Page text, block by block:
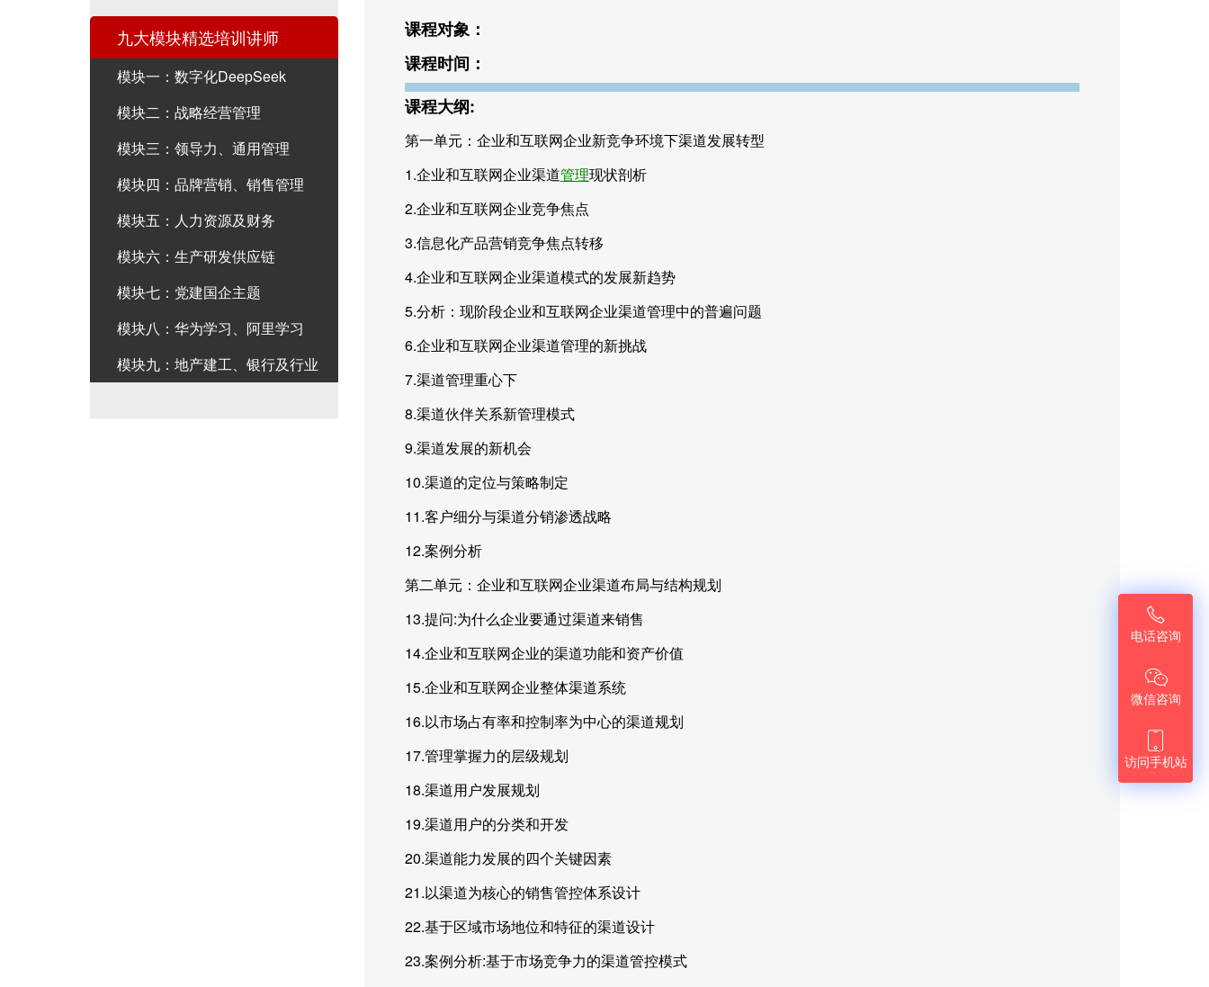
课程对象：
课程时间：
课程大纲:
第一单元：企业和互联网企业新竞争环境下渠道发展转型
1.企业和互联网企业渠道管理现状剖析
2.企业和互联网企业竞争焦点
3.信息化产品营销竞争焦点转移
4.企业和互联网企业渠道模式的发展新趋势
5.分析：现阶段企业和互联网企业渠道管理中的普遍问题
6.企业和互联网企业渠道管理的新挑战
7.渠道管理重心下
8.渠道伙伴关系新管理模式
9.渠道发展的新机会
10.渠道的定位与策略制定
11.客户细分与渠道分销渗透战略
12.案例分析
第二单元：企业和互联网企业渠道布局与结构规划
13.提问:为什么企业要通过渠道来销售
14.企业和互联网企业的渠道功能和资产价值
15.企业和互联网企业整体渠道系统
16.以市场占有率和控制率为中心的渠道规划
17.管理掌握力的层级规划
18.渠道用户发展规划
19.渠道用户的分类和开发
20.渠道能力发展的四个关键因素
21.以渠道为核心的销售管控体系设计
22.基于区域市场地位和特征的渠道设计
23.案例分析:基于市场竞争力的渠道管控模式
九大模块精选培训讲师
模块一：数字化DeepSeek
模块二：战略经营管理
模块三：领导力、通用管理
模块四：品牌营销、销售管理
模块五：人力资源及财务
模块六：生产研发供应链
模块七：党建国企主题
模块八：华为学习、阿里学习
模块九：地产建工、银行及行业

电话咨询

微信咨询

访问手机站